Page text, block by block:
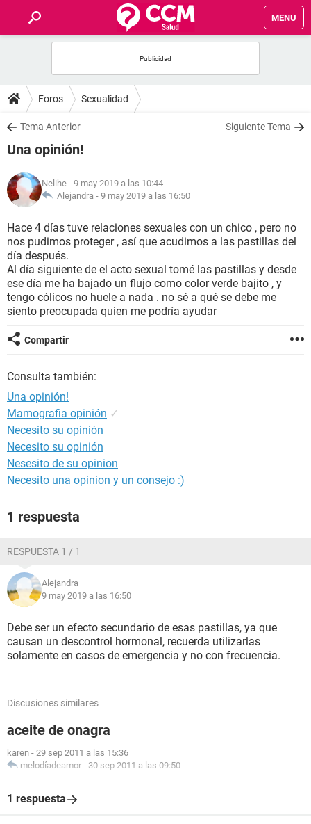
MENU
FOROS
SALUD
FAMILIA
NUTRICIÓN
BIENESTAR
SEXUALIDAD
GLOSARIO
Foros Sexualidad
Tema Anterior Siguiente Tema
Una opinión!
Nelihe - 9 may 2019 a las 10:44
Alejandra - 9 may 2019 a las 16:50
Hace 4 días tuve relaciones sexuales con un chico , pero no
nos pudimos proteger , así que acudimos a las pastillas del
día después.
Al día siguiente de el acto sexual tomé las pastillas y desde
ese día me ha bajado un flujo como color verde bajito , y
tengo cólicos no huele a nada . no sé a qué se debe me
siento preocupada quien me podría ayudar
Compartir
Consulta también:
Una opinión!
Mamografia opinión ✓
Necesito su opinión
Necesito su opinión
Nesesito de su opinion
Necesito una opinion y un consejo :)
1 respuesta
RESPUESTA 1 / 1
Alejandra
9 may 2019 a las 16:50
Debe ser un efecto secundario de esas pastillas, ya que
causan un descontrol hormonal, recuerda utilizarlas
solamente en casos de emergencia y no con frecuencia.
Discusiones similares
aceite de onagra
karen - 29 sep 2011 a las 15:36
melodíadeamor - 30 sep 2011 a las 09:50
1 respuesta